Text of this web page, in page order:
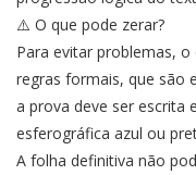
⚠️ O que pode zerar?
Para evitar problemas,
regras formais, que são
a prova deve ser escrita
esferográfica azul ou
A folha definitiva não